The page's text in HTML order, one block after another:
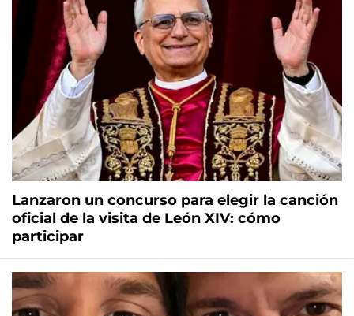
Lanzaron un concurso para elegir la canción
oficial de la visita de León XIV: cómo
participar